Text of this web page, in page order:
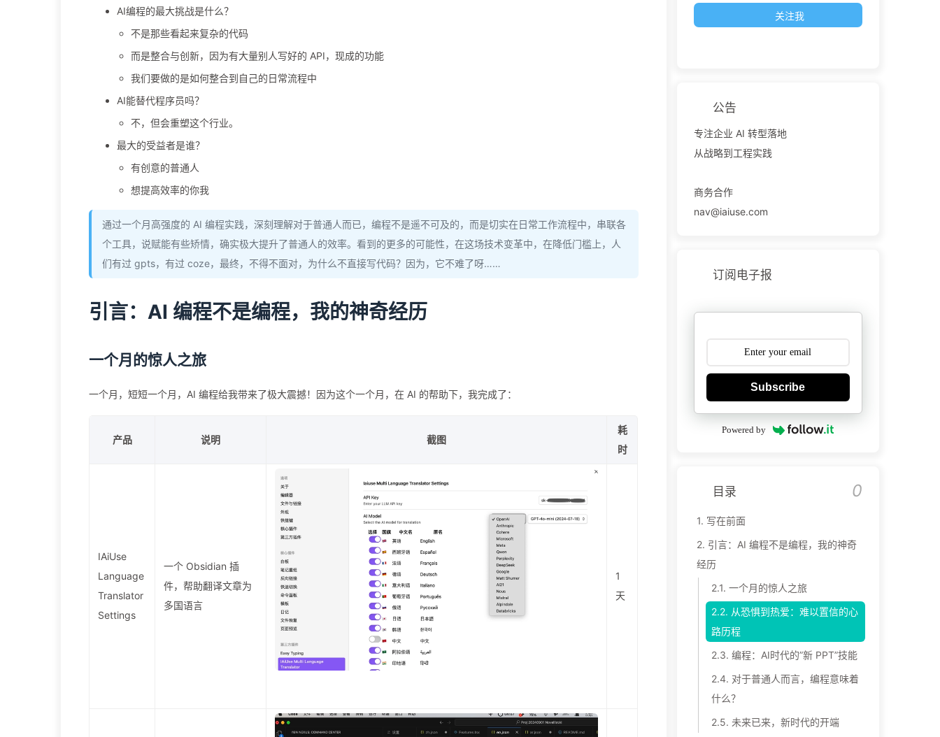
AI编程的最大挑战是什么？
不是那些看起来复杂的代码
而是整合与创新，因为有大量别人写好的 API，现成的功能
我们要做的是如何整合到自己的日常流程中
AI能替代程序员吗？
不，但会重塑这个行业。
最大的受益者是谁？
有创意的普通人
想提高效率的你我
通过一个月高强度的 AI 编程实践，深刻理解对于普通人而已，编程不是遥不可及的，而是切实在日常工作流程中，串联各
个工具，说赋能有些矫情，确实极大提升了普通人的效率。看到的更多的可能性，在这场技术变革中，在降低门槛上，人
们有过 gpts，有过 coze，最终，不得不面对，为什么不直接写代码？因为，它不难了呀……
引言：AI 编程不是编程，我的神奇经历
一个月的惊人之旅
一个月，短短一个月，AI 编程给我带来了极大震撼！因为这个一个月，在 AI 的帮助下，我完成了：
产品 说明 截图
耗
时
IAiUse
Language
Translator
Settings
一个 Obsidian 插
件，帮助翻译文章为
多国语言
1
天
关注我
公告
专注企业 AI 转型落地
从战略到工程实践
商务合作
nav@iaiuse.com
订阅电子报
Subscribe
Powered by
目录 0
1. 写在前面
2. 引言：AI 编程不是编程，我的神奇
经历
2.1. 一个月的惊人之旅
2.2. 从恐惧到热爱：难以置信的心
路历程
2.3. 编程：AI时代的”新 PPT”技能
2.4. 对于普通人而言，编程意味着
什么？
2.5. 未来已来，新时代的开端